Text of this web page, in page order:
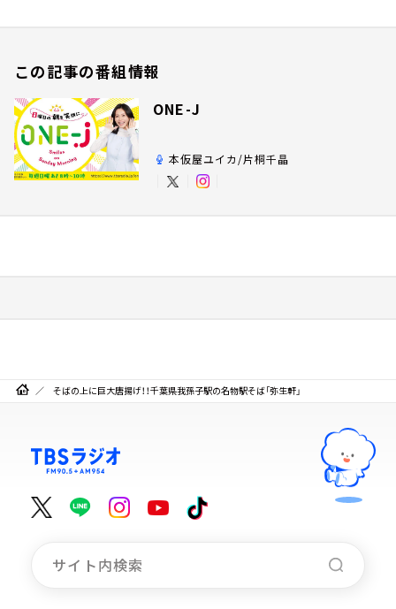
この記事の番組情報
ONE-J
本仮屋ユイカ/片桐千晶
そばの上に巨大唐揚げ！！千葉県我孫子駅の名物駅そば「弥生軒」